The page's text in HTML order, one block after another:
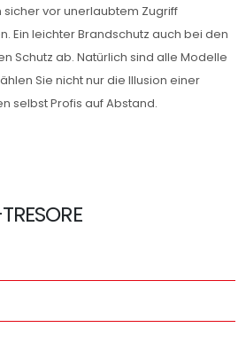
vor unerlaubtem Zugriff
Ein leichter Brandschutz auch bei den
Schutz ab. Natürlich sind alle Modelle
Sie nicht nur die Illusion einer
selbst Profis auf Abstand.